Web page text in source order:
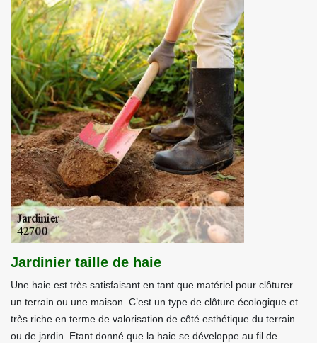
Jardinier taille de haie
Une haie est très satisfaisant en tant que matériel pour clôturer
un terrain ou une maison. C’est un type de clôture écologique et
très riche en terme de valorisation de côté esthétique du terrain
ou de jardin. Etant donné que la haie se développe au fil de